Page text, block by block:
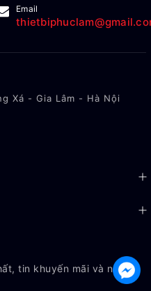
Email
Xá - Gia Lâm - Hà Nội
tin khuyến mãi và nhiều